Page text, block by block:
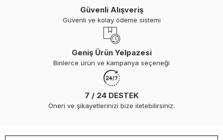
Güvenli Alışveriş
Güvenli ve kolay ödeme sistemi
Geniş Ürün Yelpazesi
Binlerce ürün ve kampanya seçeneği
7 / 24 DESTEK
Öneri ve şikayetlerinizi bize iletebilirsiniz.